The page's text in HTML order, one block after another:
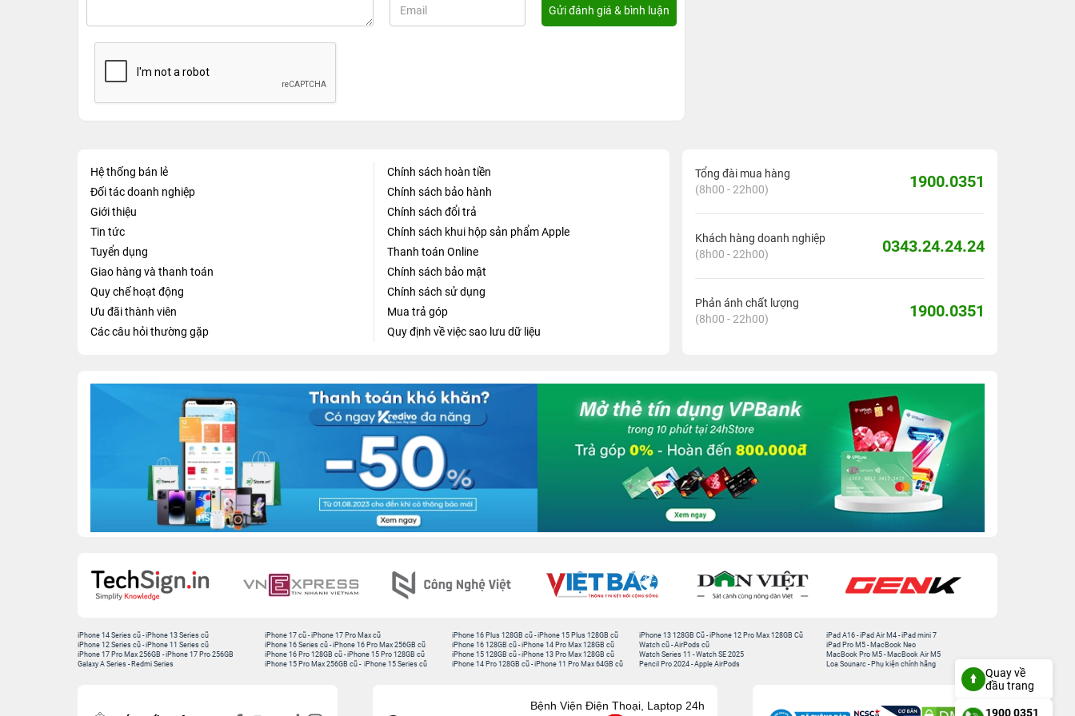
Hệ thống bán lẻ
Đối tác doanh nghiệp
Giới thiệu
Tin tức
Tuyển dụng
Giao hàng và thanh toán
Quy chế hoạt động
Ưu đãi thành viên
Các câu hỏi thường gặp
Chính sách hoàn tiền
Chính sách bảo hành
Chính sách đổi trả
Chính sách khui hộp sản phẩm Apple
Thanh toán Online
Chính sách bảo mật
Chính sách sử dụng
Mua trả góp
Quy định về việc sao lưu dữ liệu
Tổng đài mua hàng
(8h00 - 22h00)
1900.0351
Khách hàng doanh nghiệp
(8h00 - 22h00)
0343.24.24.24
Phản ánh chất lượng
(8h00 - 22h00)
1900.0351
iPhone 14 Series cũ -iPhone 13 Series cũ
iPhone 12 Series cũ -iPhone 11 Series cũ
iPhone 17 Pro Max 256GB -iPhone 17 Pro 256GB
Galaxy A Series - Redmi Series
iPhone 17 cũ -iPhone 17 Pro Max cũ
iPhone 16 Series cũ - iPhone 16 Pro Max 256GB cũ
iPhone 16 Pro 128GB cũ -iPhone 15 Pro 128GB cũ
iPhone 15 Pro Max 256GB cũ - iPhone 15 Series cũ
iPhone 16 Plus 128GB cũ -iPhone 15 Plus 128GB cũ
iPhone 16 128GB cũ -iPhone 14 Pro Max 128GB cũ
iPhone 15 128GB cũ -iPhone 13 Pro Max 128GB cũ
iPhone 14 Pro 128GB cũ -iPhone 11 Pro Max 64GB cũ
iPhone 13 128GB Cũ -iPhone 12 Pro Max 128GB Cũ
Watch cũ -AirPods cũ
Watch Series 11 -Watch SE 2025
Pencil Pro 2024 -Apple AirPods
iPad A16 -iPad Air M4 -iPad mini 7
iPad Pro M5 - MacBook Neo
MacBook Pro M5 - MacBook Air M5
Loa Sounarc - Phụ kiện chính hãng
Bệnh Viện Điện Thoại, Laptop 24h
Quay về
đầu trang
1900 0351